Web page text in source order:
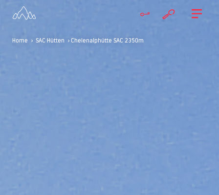
Home > SAC Hütten > Chelenalphütte SAC 2350m